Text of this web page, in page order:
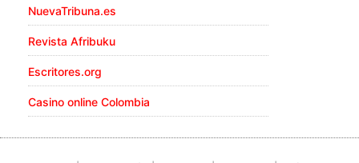
NuevaTribuna.es
Revista Afribuku
Escritores.org
Casino online Colombia